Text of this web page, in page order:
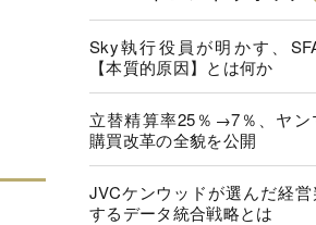
Sky執行役員が明かす、
【本質的原因】とは何か
立替精算率25％→7％、ヤン
購買改革の全貌を公開
JVCケンウッドが選んだ経
するデータ統合戦略とは